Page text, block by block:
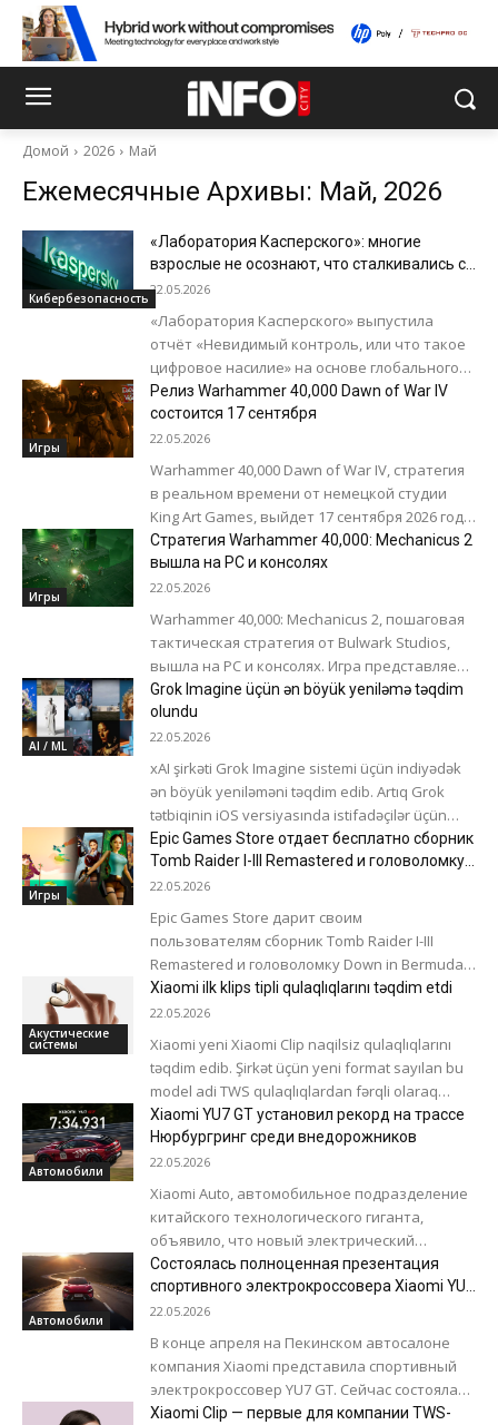
Домой 2026 Май
Ежемесячные Архивы: Май, 2026
Кибербезопасность
«Лаборатория Касперского»: многие
взрослые не осознают, что сталкивались с
цифровым насилием, хотя это происходило
почти с каждым вторым
22.05.2026
«Лаборатория Касперского» выпустила
отчёт «Невидимый контроль, или что такое
цифровое насилие» на основе глобального
опроса*. По данным компании, 46%
респондентов в мире столкнулись как...
Игры
Релиз Warhammer 40,000 Dawn of War IV
состоится 17 сентября
22.05.2026
Warhammer 40,000 Dawn of War IV, стратегия
в реальном времени от немецкой студии
King Art Games, выйдет 17 сентября 2026 года.
Об этом разработчики...
Игры
Стратегия Warhammer 40,000: Mechanicus 2
вышла на PC и консолях
22.05.2026
Warhammer 40,000: Mechanicus 2, пошаговая
тактическая стратегия от Bulwark Studios,
вышла на PC и консолях. Игра представляет
собой прямое продолжение высоко
оцененной первой части...
AI / ML
Grok Imagine üçün ən böyük yeniləmə təqdim
olundu
22.05.2026
xAI şirkəti Grok Imagine sistemi üçün indiyədək
ən böyük yeniləməni təqdim edib. Artıq Grok
tətbiqinin iOS versiyasında istifadəçilər üçün
yeni Agent Mode rejimi əlçatandır...
Игры
Epic Games Store отдает бесплатно сборник
Tomb Raider I-III Remastered и головоломку
Down in Bermuda
22.05.2026
Epic Games Store дарит своим
пользователям сборник Tomb Raider I-III
Remastered и головоломку Down in Bermuda.
Предложение действует до 28 мая в 20:00
по...
Акустические
системы
Xiaomi ilk klips tipli qulaqlıqlarını təqdim etdi
22.05.2026
Xiaomi yeni Xiaomi Clip naqilsiz qulaqlıqlarını
təqdim edib. Şirkət üçün yeni format sayılan bu
model adi TWS qulaqlıqlardan fərqli olaraq
qulaq kanalına yerləşdirilmir, birbaşa...
Автомобили
Xiaomi YU7 GT установил рекорд на трассе
Нюрбургринг среди внедорожников
22.05.2026
Xiaomi Auto, автомобильное подразделение
китайского технологического гиганта,
объявило, что новый электрический
кроссовер Xiaomi YU7 GT установил
абсолютный рекорд круга среди серийных
внедорожников на легендарной...
Автомобили
Состоялась полноценная презентация
спортивного электрокроссовера Xiaomi YU7
GT
22.05.2026
В конце апреля на Пекинском автосалоне
компания Xiaomi представила спортивный
электрокроссовер YU7 GT. Сейчас состоялась
полноценная презентация автомобиля и
Xiaomi Clip — первые для компании TWS-